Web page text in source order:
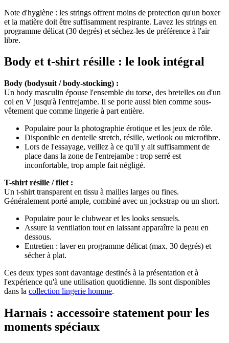
Note d'hygiène : les strings offrent moins de protection qu'un boxer
et la matière doit être suffisamment respirante. Lavez les strings en
programme délicat (30 degrés) et séchez-les de préférence à l'air
libre.
Body et t-shirt résille : le look intégral
Body (bodysuit / body-stocking) :
Un body masculin épouse l'ensemble du torse, des bretelles ou d'un
col en V jusqu'à l'entrejambe. Il se porte aussi bien comme sous-
vêtement que comme lingerie à part entière.
Populaire pour la photographie érotique et les jeux de rôle.
Disponible en dentelle stretch, résille, wetlook ou microfibre.
Lors de l'essayage, veillez à ce qu'il y ait suffisamment de
place dans la zone de l'entrejambe : trop serré est
inconfortable, trop ample fait négligé.
T-shirt résille / filet :
Un t-shirt transparent en tissu à mailles larges ou fines.
Généralement porté ample, combiné avec un jockstrap ou un short.
Populaire pour le clubwear et les looks sensuels.
Assure la ventilation tout en laissant apparaître la peau en
dessous.
Entretien : laver en programme délicat (max. 30 degrés) et
sécher à plat.
Ces deux types sont davantage destinés à la présentation et à
l'expérience qu'à une utilisation quotidienne. Ils sont disponibles
dans la collection lingerie homme.
Harnais : accessoire statement pour les
moments spéciaux